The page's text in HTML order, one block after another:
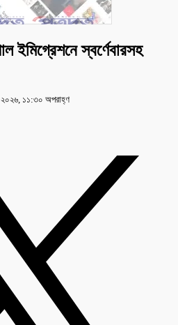
ইমিগ্রেশনে স্বর্ণেবারসহ
২০২৬, ১১:৩০ অপরাহ্ণ